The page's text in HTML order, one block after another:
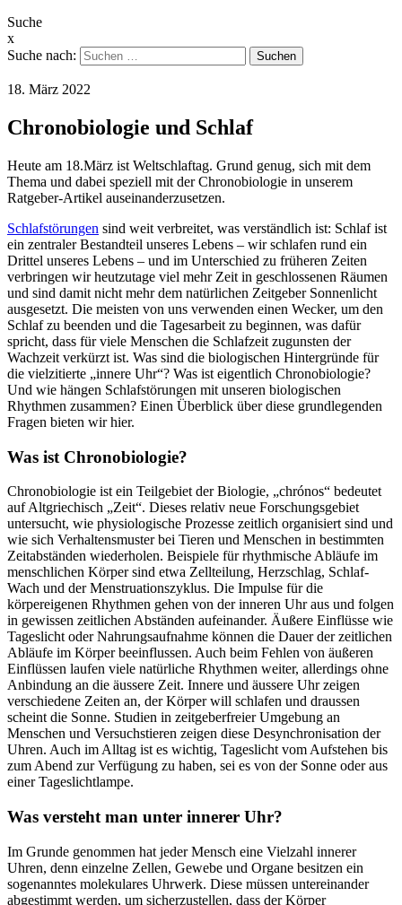
Suche
x
Suche nach:
18. März 2022
Chronobiologie und Schlaf
Heute am 18.März ist Weltschlaftag. Grund genug, sich mit dem
Thema und dabei speziell mit der Chronobiologie in unserem
Ratgeber-Artikel auseinanderzusetzen.
Schlafstörungen sind weit verbreitet, was verständlich ist: Schlaf ist
ein zentraler Bestandteil unseres Lebens – wir schlafen rund ein
Drittel unseres Lebens – und im Unterschied zu früheren Zeiten
verbringen wir heutzutage viel mehr Zeit in geschlossenen Räumen
und sind damit nicht mehr dem natürlichen Zeitgeber Sonnenlicht
ausgesetzt. Die meisten von uns verwenden einen Wecker, um den
Schlaf zu beenden und die Tagesarbeit zu beginnen, was dafür
spricht, dass für viele Menschen die Schlafzeit zugunsten der
Wachzeit verkürzt ist. Was sind die biologischen Hintergründe für
die vielzitierte „innere Uhr“? Was ist eigentlich Chronobiologie?
Und wie hängen Schlafstörungen mit unseren biologischen
Rhythmen zusammen? Einen Überblick über diese grundlegenden
Fragen bieten wir hier.
Was ist Chronobiologie?
Chronobiologie ist ein Teilgebiet der Biologie, „chrónos“ bedeutet
auf Altgriechisch „Zeit“. Dieses relativ neue Forschungsgebiet
untersucht, wie physiologische Prozesse zeitlich organisiert sind und
wie sich Verhaltensmuster bei Tieren und Menschen in bestimmten
Zeitabständen wiederholen. Beispiele für rhythmische Abläufe im
menschlichen Körper sind etwa Zellteilung, Herzschlag, Schlaf-
Wach und der Menstruationszyklus. Die Impulse für die
körpereigenen Rhythmen gehen von der inneren Uhr aus und folgen
in gewissen zeitlichen Abständen aufeinander. Äußere Einflüsse wie
Tageslicht oder Nahrungsaufnahme können die Dauer der zeitlichen
Abläufe im Körper beeinflussen. Auch beim Fehlen von äußeren
Einflüssen laufen viele natürliche Rhythmen weiter, allerdings ohne
Anbindung an die äussere Zeit. Innere und äussere Uhr zeigen
verschiedene Zeiten an, der Körper will schlafen und draussen
scheint die Sonne. Studien in zeitgeberfreier Umgebung an
Menschen und Versuchstieren zeigen diese Desynchronisation der
Uhren. Auch im Alltag ist es wichtig, Tageslicht vom Aufstehen bis
zum Abend zur Verfügung zu haben, sei es von der Sonne oder aus
einer Tageslichtlampe.
Was versteht man unter innerer Uhr?
Im Grunde genommen hat jeder Mensch eine Vielzahl innerer
Uhren, denn einzelne Zellen, Gewebe und Organe besitzen ein
sogenanntes molekulares Uhrwerk. Diese müssen untereinander
abgestimmt werden, um sicherzustellen, dass der Körper